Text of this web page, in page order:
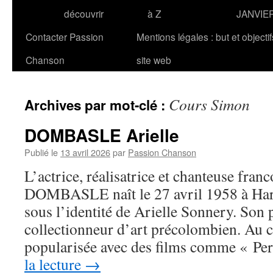
découvrir
à Z
Contacter Passion
Chanson
Mentions légales : but et
site web
Archives par mot-clé : Cours Simon
DOMBASLE Arielle
Publié le 13 avril 2026par Passion Chanson
L’actrice, réalisatrice et chanteuse
DOMBASLE naît le 27 avril 1958 à
sous l’identité de Arielle Sonnery. Son
collectionneur d’art précolombien. Au
popularisée avec des films comme «
la lecture →